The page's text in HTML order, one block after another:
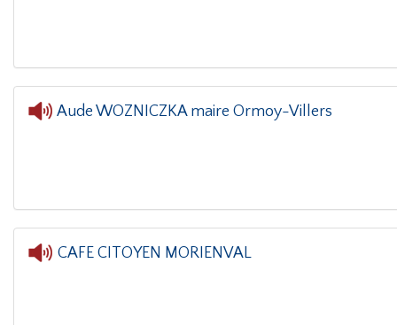
Aude WOZNICZKA maire Ormoy-Villers
CAFE CITOYEN MORIENVAL